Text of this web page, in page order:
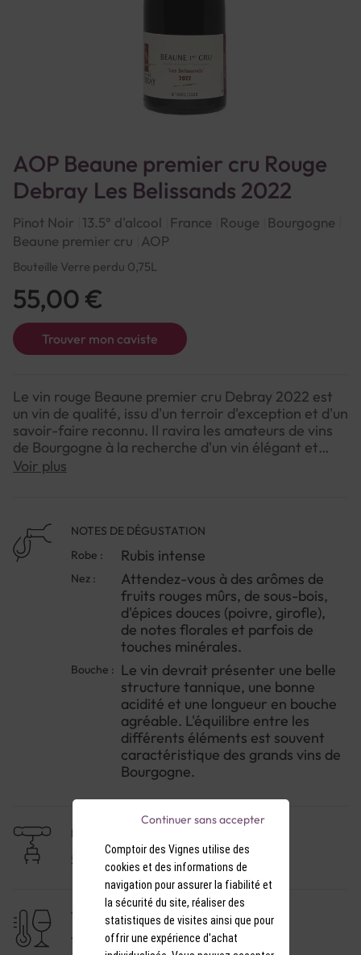
AOP Beaune premier cru Rouge
Debray Les Belissands 2022
Pinot Noir 13.5° d'alcool France Rouge
Bourgogne
Beaune premier cru AOP
Bouteille Verre perdu 0,75L
Trouver mon caviste
55,00 €
Le vin rouge Beaune premier cru Debray 2022 est
un vin de qualité, issu d'un terroir d'exception et d'un
savoir-faire reconnu. Il ravira les amateurs de vins
de Bourgogne à la recherche d'un vin élégant et
complexe.Beaune Premier Cru est l'une des
garde.Ce domaine viticole est réputé pour son
savoir-faire et sa passion pour le vin. Ils travaillent
en agriculture biologique depuis 2020, ce qui
garantit des vins respectueux de l'environnement et
Voir plus
NOTES DE DÉGUSTATION
Robe :
Rubis intense
Nez :
Attendez-vous à des arômes de
fruits rouges mûrs, de sous-bois,
d'épices douces (poivre, girofle),
de notes florales et parfois de
touches minérales.
Bouche : Le vin devrait présenter une belle
structure tannique, une bonne
acidité et une longueur en bouche
agréable. L'équilibre entre les
différents éléments est souvent
caractéristique des grands vins de
Bourgogne.
NIVEAU DE GARDE
5 à 10 ans
TEMPÉRATURE DE SERVICE
15-16°C
Comptoir des Vignes utilise des
cookies et des informations de
navigation pour assurer la fiabilité et
la sécurité du site, réaliser des
statistiques de visites ainsi que pour
offrir une expérience d'achat
Continuer sans accepter